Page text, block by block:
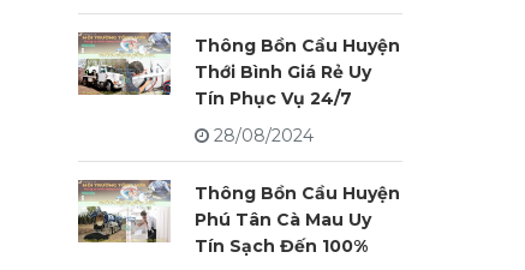
Thông Bồn Cầu Huyện
Thới Bình Giá Rẻ Uy
Tín Phục Vụ 24/7
28/08/2024
Thông Bồn Cầu Huyện
Phú Tân Cà Mau Uy
Tín Sạch Đến 100%